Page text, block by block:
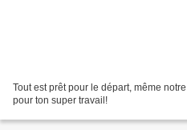
Tout est prêt pour le départ, même
pour ton super travail!